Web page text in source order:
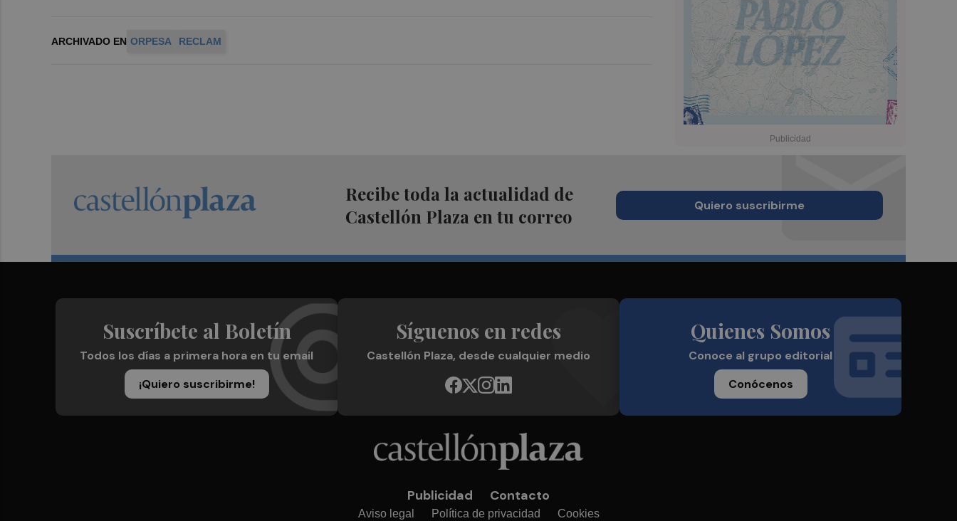
ARCHIVADO EN ORPESA RECLAM
Recibe toda la actualidad de
Castellón Plaza en tu correo
Quiero suscribirme
Suscríbete al Boletín
Todos los días a primera hora en tu email
¡Quiero suscribirme!
Síguenos en redes
Castellón Plaza, desde cualquier medio
Quienes Somos
Conoce al grupo editorial
Conócenos
Publicidad Contacto
Aviso legal Política de privacidad Cookies